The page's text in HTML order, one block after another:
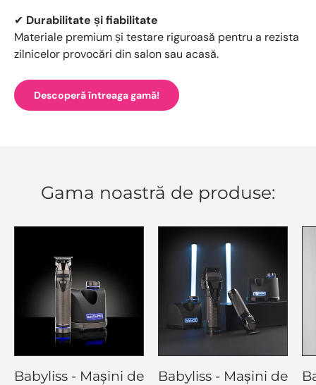
✔ Durabilitate și fiabilitate
Materiale premium și testare riguroasă pentru a rezista
zilnicelor provocări din salon sau acasă.
Descoperă întreaga gamă!
Gama noastră de produse:
Babyliss - Mașini de
Babyliss - Mașini de